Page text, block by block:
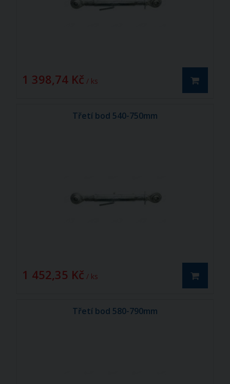
1 398,74 Kč / ks
Třetí bod 540-750mm
1 452,35 Kč / ks
Třetí bod 580-790mm